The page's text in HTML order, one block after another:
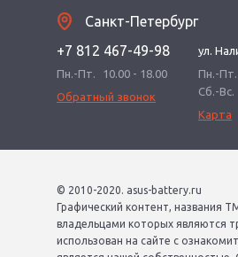
Санкт-Петербург
+7 812 467-49-98
Пн.-Пт.
10.00 - 18.00
Обратный звонок
ул.
Пн.-Пт.
Сб.-Вс.
Карта
© 2010-2020. asus-battery.ru
Графический контент, названия
владельцами которых являются
использован на сайте с